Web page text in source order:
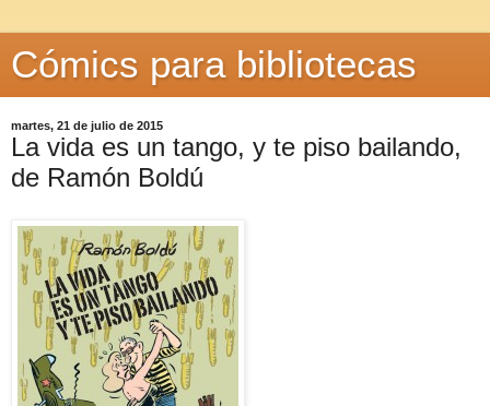
Cómics para bibliotecas
martes, 21 de julio de 2015
La vida es un tango, y te piso bailando,
de Ramón Boldú